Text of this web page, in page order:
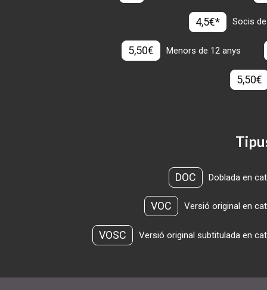
4,5€* Socis
5,50€ Menors de 12 anys
5,50€
DOC Doblada en
VOC Versió original en
VOSC Versió original subtitulada en